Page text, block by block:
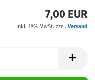
7,00 EUR
inkl. 19% MwSt. zzgl. Versand